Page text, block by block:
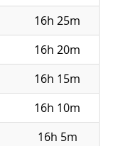
16h 25m
16h 20m
16h 15m
16h 10m
16h 5m